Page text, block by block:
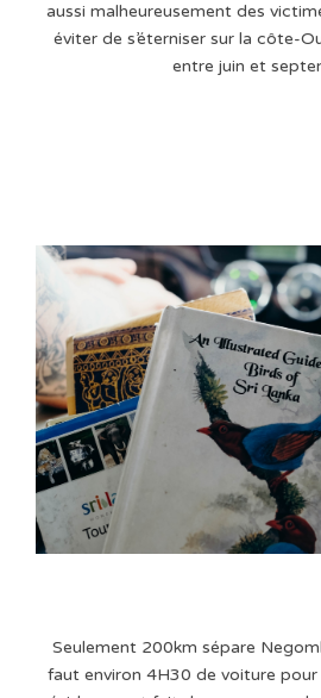
aussi malheureusement des
éviter de s’éterniser sur la côte-
entre juin et
Seulement 200km sépare
faut environ 4H30 de voiture pour